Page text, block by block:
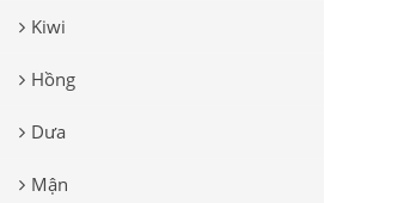
Kiwi
Hồng
Dưa
Mận